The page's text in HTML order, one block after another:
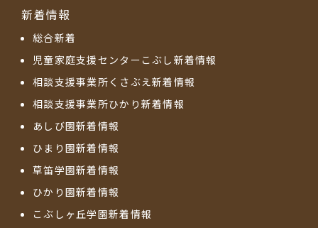
新着情報
総合新着
児童家庭支援センターこぶし新着情報
相談支援事業所くさぶえ新着情報
相談支援事業所ひかり新着情報
あしび園新着情報
ひまり園新着情報
草笛学園新着情報
ひかり園新着情報
こぶしヶ丘学園新着情報